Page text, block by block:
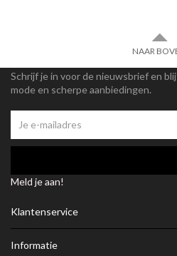
NAAR
Schrijf je in voor de nieuwsbrief en
mode en scherpe aanbiedingen.
Meld je aan!
Klantenservice
Informatie